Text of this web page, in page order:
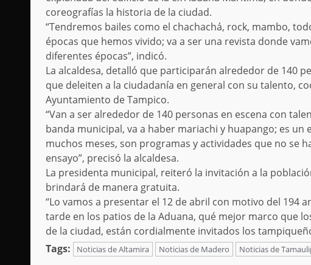
coreografías la historia de la ciudad.
“Tendremos bailes como el chachachá, rock, mambo,
épocas que hemos vivido; va a ser una revista donde
diferentes épocas”, indicó.
La alcaldesa, detalló que participarán alrededor de 140
que deleiten a la ciudadanía en general con su talento,
Ayuntamiento de Tampico.
“Van a ser alrededor de 140 personas en escena con
banda municipal, va a haber mariachi y huapango; es
muchos meses, son programas y actividades que no se
ensayo”, precisó la alcaldesa.
La presidenta municipal, reiteró la invitación a la
brindará de manera gratuita.
“Lo vamos a presentar el 12 de abril con motivo del 194
tarde en los patios de la Aduana, qué mejor marco que
de la ciudad, están cordialmente invitados los
Tags:
Noticias de Altamira Noticias de Madero Noticias de